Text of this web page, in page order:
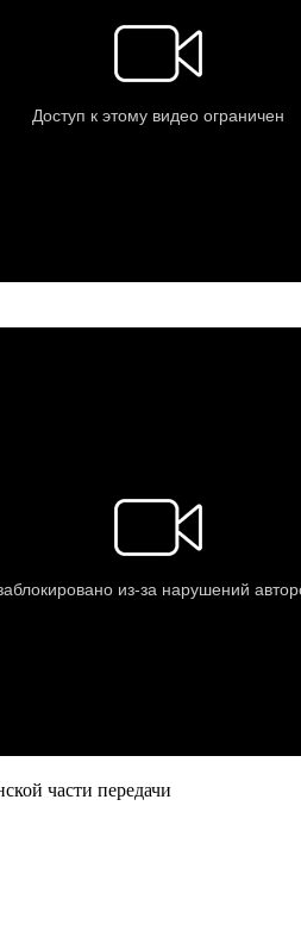
части передачи